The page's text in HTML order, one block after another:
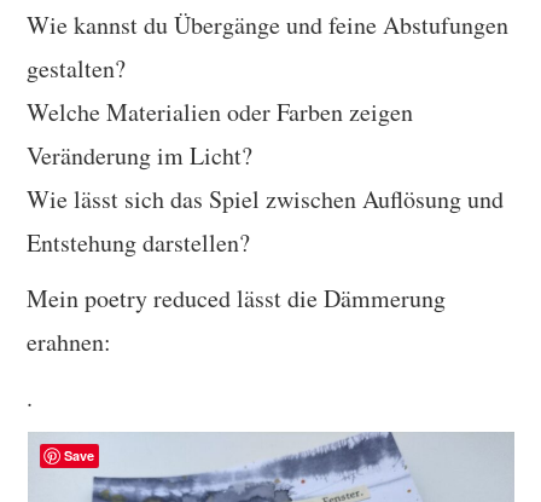
Wie kannst du Übergänge und feine Abstufungen
gestalten?
Welche Materialien oder Farben zeigen
Veränderung im Licht?
Wie lässt sich das Spiel zwischen Auflösung und
Entstehung darstellen?
Mein poetry reduced lässt die Dämmerung
erahnen:
.
Save